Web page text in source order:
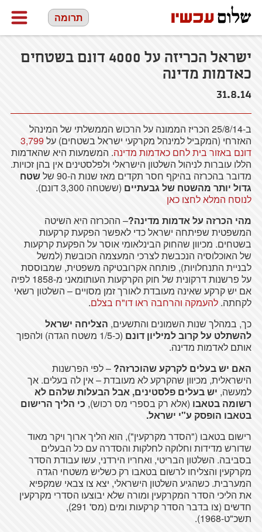
תרומה
ישראל הכריזה על 4000 דונם בשטחים
כאדמות מדינה
31.8.14
ב-25/8/14 הכריז הממונה על הרכוש הממשלתי של המינהל
האזרחי (המקביללמינהל מקרקעי ישראל בשטחים) על 3,799
דונם באזור בית לחם כאדמות מדינה. המשמעותהיא שהאדמות
הללו עוברותלניהול השלטון הישראלי ולפלסטינים אין בהן זכויות.
מדובר בהכרזה בהיקף חסר תקדים מאז שנותה-90 שלשטח
גדול יותר מהשטח שלגבעתיים (ששטחה דונם).
לנוסח המלא לחצו כאן
מהי הכרזה עלאדמות מדינה?
– ההכרזה היא השיטה
המשפטית שפיתחה ישראלכדי לאפשר הפקעתקרקעות
בשטחים. מכיוון שהחוק הבינלאומי אוסרעל הפקעתקרקעות
של האוכלוסיה הנכבשתלצרכי המעצמה הכובשת(למשל
לבניית התנחלויות), פותחה אקרובטיקה משפטית, שמבוססת
על פרשנותדרקונית שלחוק הקרקעות העותומאני מ-1858
לפיה
אם ישקרקע שאינה מעובדתלאורךזמן מסויים – השלטון רשאי
לקחתה. להעמקה והרחבה ראו דו"ח בצלם.
כך, במהלך שנות השמונים והתשעים, הצליחה ישראל
להשתלט עלקרובלמיליון דונם (כ-1/5 משטח הגדה) ולהפוך
אותם לאדמות מדינה.
האם ישבעלים לקרקעשהוכרזה? – לפי הפרשנות
הישראלית, מכיוון שהקרקעלא מעובדת– אין לה בעלים. אך
למעשה, ישבעלים פלסטינים, אבל הבעלותשלהם לא
רשומה בטאבו (אלא רק בספרי מס רכוש), כי הליך הרישום
בטאבו הופסק ע"י ישראל.
רישום בטאבו ("הסדר מקרקעין"), הוא הליךארוך ויקר מאוד
שדורש מדידות וחלוקה לחלקות והסדרה עם כל הבעלים
בסביבה. השלטון הבריטי, ואחריו הירדני, עשו עבודת הסדר
מקרקעין והצליחו לרשום בטאבו רק כשליש משטחי הגדה
המערבית. כשהגיע השלטון הישראלי, יצא צו צבאי שמקפיא
את הליכי הסדר המקרקעין ומורה שלא יבוצעו הסדרי מקרקעין
חדשים (צו בדבר הסדרקרקעות ומים (מס
' 291),
תשכ"ט-1968).